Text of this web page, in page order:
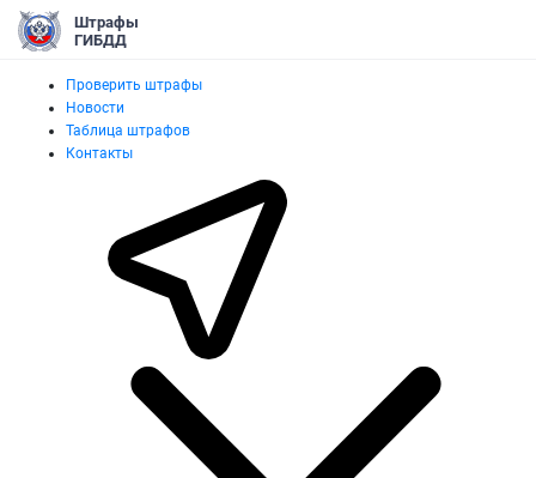
Штрафы
ГИБДД
Проверить штрафы
Новости
Таблица штрафов
Контакты